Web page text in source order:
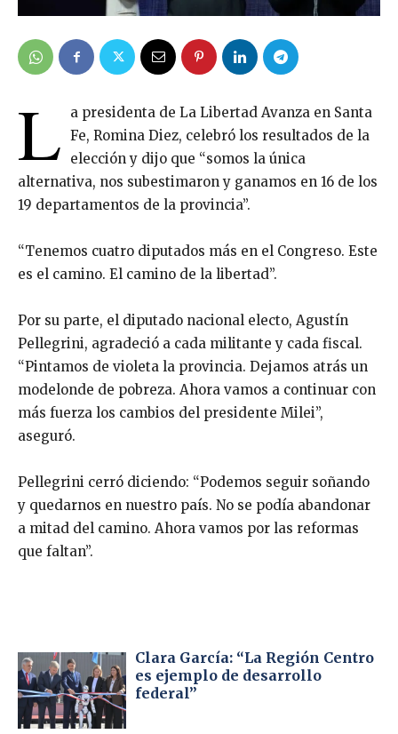
L
a presidenta de La Libertad Avanza en Santa
Fe, Romina Diez, celebró los resultados de la
elección y dijo que “somos la única
alternativa, nos subestimaron y ganamos en 16 de los
19 departamentos de la provincia”.
“Tenemos cuatro diputados más en el Congreso. Este
es el camino. El camino de la libertad”.
Por su parte, el diputado nacional electo, Agustín
Pellegrini, agradeció a cada militante y cada fiscal.
“Pintamos de violeta la provincia. Dejamos atrás un
modelonde de pobreza. Ahora vamos a continuar con
más fuerza los cambios del presidente Milei”,
aseguró.
Pellegrini cerró diciendo: “Podemos seguir soñando
y quedarnos en nuestro país. No se podía abandonar
a mitad del camino. Ahora vamos por las reformas
que faltan”.
Clara García: “La Región Centro
es ejemplo de desarrollo
federal”